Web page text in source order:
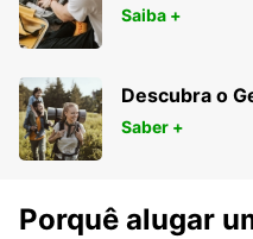
Saiba +
Descubra o
Saber +
Porquê alugar